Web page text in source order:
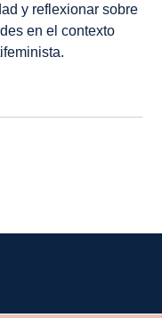
y reflexionar sobre
en el contexto